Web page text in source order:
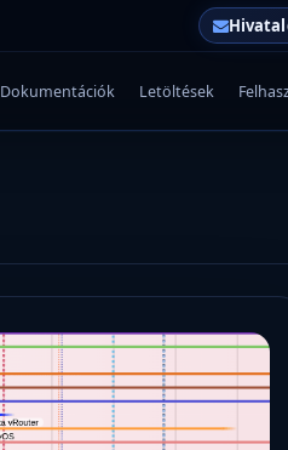
Dokumentációk Letöltések